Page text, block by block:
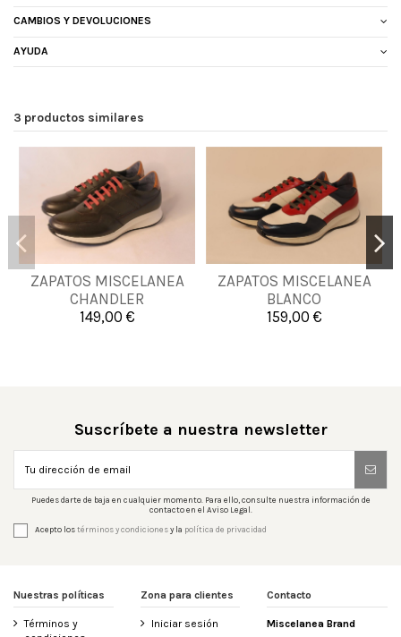
CAMBIOS Y DEVOLUCIONES
AYUDA
3 productos similares
ZAPATOS MISCELANEA
CHANDLER
149,00 €
39 40 45 46
Añadir al carrito
ZAPATOS MISCELANEA
BLANCO
159,00 €
39 40 43 44
Añadir al carrito
Suscríbete a nuestra newsletter
Puedes darte de baja en cualquier momento. Para ello, consulte nuestra información de
contacto en el Aviso Legal.
Acepto lostérminos y condicionesy la política de privacidad
Nuestras políticas
Términos y
Zona para clientes
Iniciar sesión
Contacto
Miscelanea Brand